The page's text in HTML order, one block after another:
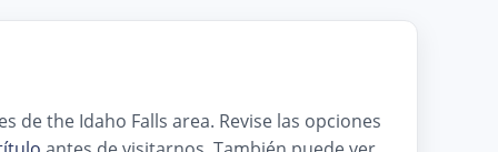
the Idaho Falls area. Revise las opciones